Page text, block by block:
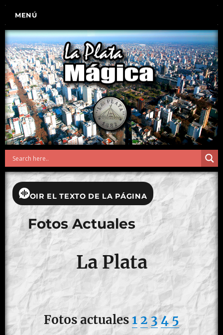
MENÚ
OIR EL TEXTO DE LA PÁGINA
Fotos Actuales
La Plata
Fotos actuales 1 2 3 45